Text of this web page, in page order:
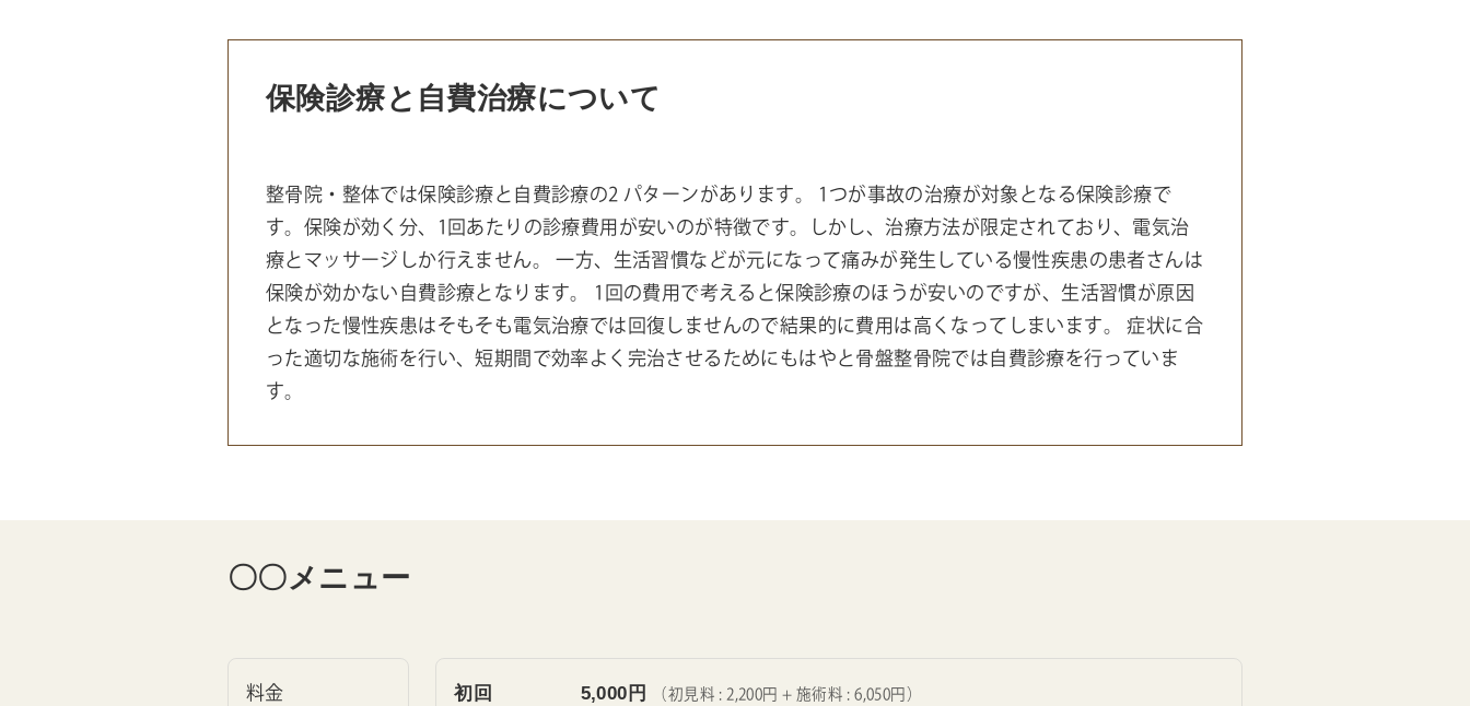
保険診療と自費治療について
整骨院・整体では保険診療と自費診療の2 パターンがあります。 1つが事故の治療が対象となる保険診療で
す。保険が効く分、1回あたりの診療費用が安いのが特徴です。しかし、治療方法が限定されており、電気治
療とマッサージしか行えません。 一方、生活習慣などが元になって痛みが発生している慢性疾患の患者さんは
保険が効かない自費診療となります。 1回の費用で考えると保険診療のほうが安いのですが、生活習慣が原因
となった慢性疾患はそもそも電気治療では回復しませんので結果的に費用は高くなってしまいます。 症状に合
った適切な施術を行い、短期間で効率よく完治させるためにもはやと骨盤整骨院では自費診療を行っていま
す。
〇〇メニュー
料金 初回 5,000円 （初見料 : 2,200円 + 施術料 : 6,050円）